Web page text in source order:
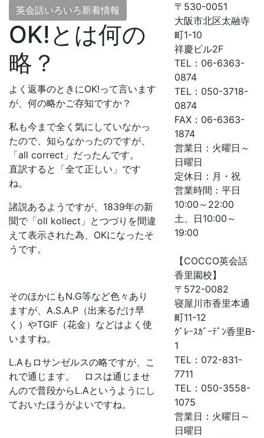
英会話いろいろ新着情報
OK!とは何の
略？
よく返事のときにOK!って言います
が、何の略かご存知ですか？
私も今まで全く気にしていなかっ
たので、知らなかったのですが、
「all correct」だったんです。
直訳すると「全て正しい」です
ね。
諸説あるようですが、1839年の新
聞で「oll kollect」とつづりを間違
えて表示された為、OKになったそ
うです。
そのほかにもN.G等など色々あり
ますが、A.S.A.P（出来るだけ早
く）やTGIF（花金）などはよく使
いますね。
L.Aもロサンゼルスの略ですが、こ
れで通じます。 ロスは通じませ
んので普段からL.Aというようにし
ておいたほうがよいですね。
〒530-0051
大阪市北区太融寺
町1-10
祥慶ビル2F
TEL：06-6363-
0874
TEL：050-3718-
0874
FAX：06-6363-
1874
営業日：火曜日～
日曜日
定休日：月・祝
営業時間：平日
10:00～22:00
土、日10:00～
19:00
【COCCO英会話
香里園校】
〒572-0082
寝屋川市香里本通
町11-12
ｸﾞﾚｰｽｶﾞｰﾃﾞﾝ香里B-
1
TEL：072-831-
7711
TEL：050-3558-
1075
営業日：火曜日～
日曜日